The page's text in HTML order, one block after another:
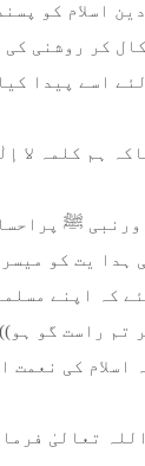
کو پسند
کر روشنی کی
اسے پیدا
ہم کلمہ لا
ﷺ
ہدا یت کو
کہ اپنے
راست گو ہو)) ۔
کی نعمت
تعالیٰ